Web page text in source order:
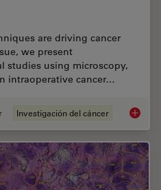
are driving cancer
we present
studies using microscopy,
intraoperative cancer…
Investigación del cáncer